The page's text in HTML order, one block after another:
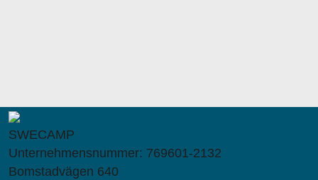
SWECAMP
Unternehmensnummer: 769601-2132
Bomstadvägen 640